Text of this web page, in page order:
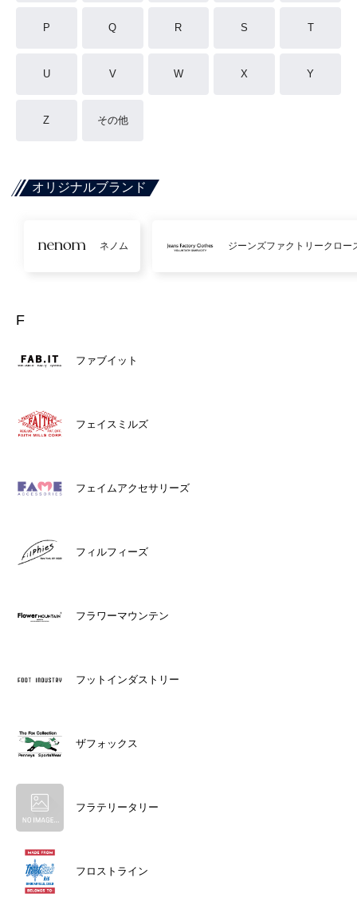
P Q R S T
U V W X Y
Z その他
オリジナルブランド
ネノム ジーンズファクトリークロー
F
ファブイット
フェイスミルズ
フェイムアクセサリーズ
フィルフィーズ
フラワーマウンテン
フットインダストリー
ザフォックス
フラテリータリー
フロストライン